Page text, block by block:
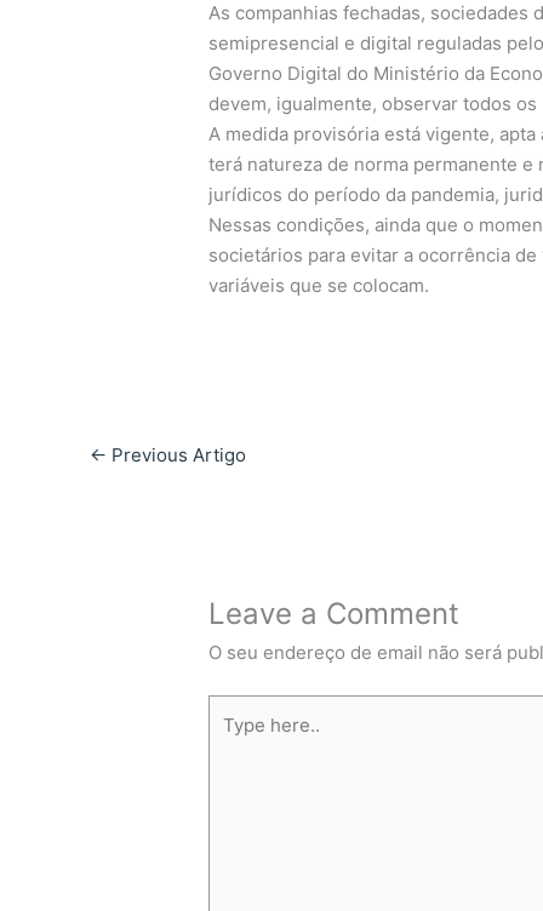
As companhias fechadas, sociedades
semipresencial e digital reguladas
Governo Digital do Ministério da
devem, igualmente, observar todos
A medida provisória está vigente,
terá natureza de norma permanente e
jurídicos do período da pandemia,
Nessas condições, ainda que o
societários para evitar a ocorrência
variáveis que se colocam.
← Previous Artigo
Leave a Comment
O seu endereço de email não será
here..